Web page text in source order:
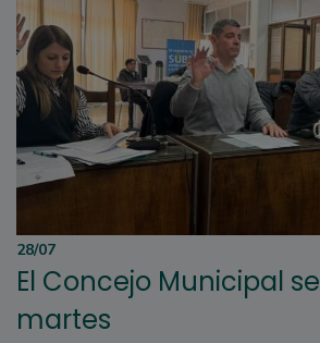
28/07
El Concejo Municipal
martes